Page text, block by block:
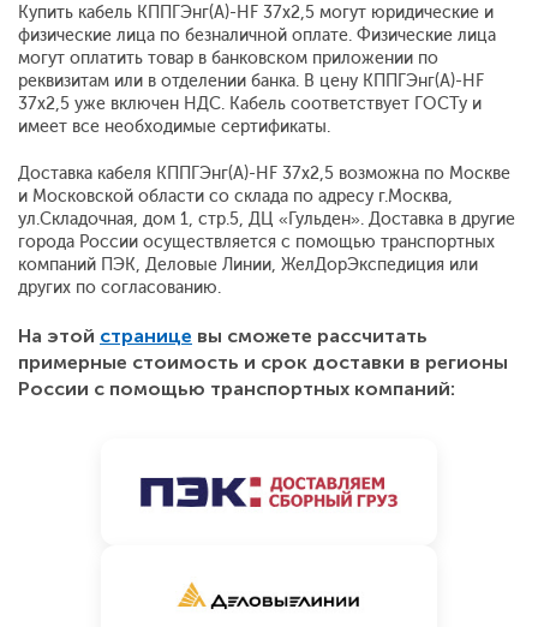
Купить кабель КППГЭнг(А)-HF 37х2,5 могут юридические и
физические лица по безналичной оплате. Физические лица
могут оплатить товар в банковском приложении по
реквизитам или в отделении банка. В цену КППГЭнг(А)-HF
37х2,5 уже включен НДС. Кабель соответствует ГОСТу и
имеет все необходимые сертификаты.
Доставка кабеля КППГЭнг(А)-HF 37х2,5 возможна по Москве
и Московской области со склада по адресу г.Москва,
ул.Складочная, дом 1, стр.5, ДЦ «Гульден». Доставка в другие
города России осуществляется с помощью транспортных
компаний ПЭК, Деловые Линии, ЖелДорЭкспедиция или
других по согласованию.
На этой странице вы сможете рассчитать
примерные стоимость и срок доставки в регионы
России с помощью транспортных компаний: